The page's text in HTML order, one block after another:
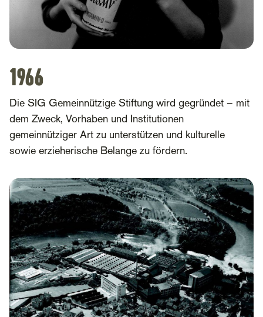
1966
Die SIG Gemeinnützige Stiftung wird gegründet – mit
dem Zweck, Vorhaben und Institutionen
gemeinnütziger Art zu unterstützen und kulturelle
sowie erzieherische Belange zu fördern.